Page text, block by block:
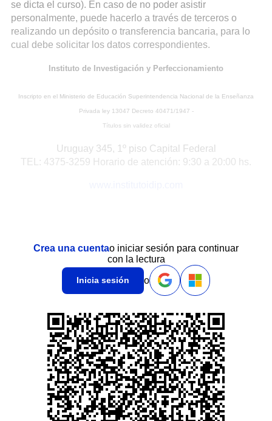
se dicta el curso). En caso de no poder asistir
personalmente, puede hacerlo a través de terceros o
realizando un depósito o transferencia bancaria, para lo
cual debe solicitar los datos correspondientes.
Instituto de Investigación y Perfeccionamiento
Inscripto en el Ministerio de Educación Superintendencia Nacional de la Enseñanza
Privada ley 13047 Decreto 40471/1947 -
Títulos sin validez oficial
Uruguay 345, 1º piso Capital Federal
TEL: 4375-3259 Horario de atención: 9:30 a 20:00 hs.
Crea una cuentao iniciar sesión para continuar
con la lectura
Inicia sesión o